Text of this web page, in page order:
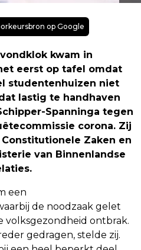
op Google
kwam in
eerst op tafel omdat
studentenhuizen niet
lastig te handhaven
Spanninga tegen
corona. Zij
Zaken en
van Binnenlandse
een
de noodzaak gelet
volksgezondheid ontbrak.
gedragen, stelde zij.